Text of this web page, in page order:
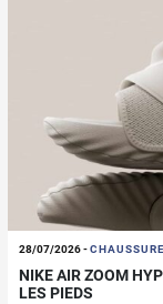
28/07/2026-
NIKE AIR ZOOM
LES PIEDS